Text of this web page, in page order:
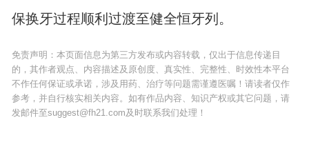
保换牙过程顺利过渡至健全恒牙列。
免责声明：本页面信息为第三方发布或内容转载，仅出于信息传递目
的，其作者观点、内容描述及原创度、真实性、完整性、时效性本平台
不作任何保证或承诺，涉及用药、治疗等问题需谨遵医嘱！请读者仅作
参考，并自行核实相关内容。如有作品内容、知识产权或其它问题，请
发邮件至suggest@fh21.com及时联系我们处理！